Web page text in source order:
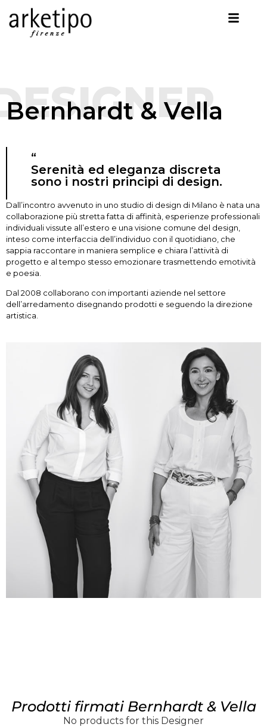
Bernhardt & Vella
“
Serenità ed eleganza discreta
sono i nostri principi di design.
Dall’incontro avvenuto in uno studio di design di Milano è nata una
collaborazione più stretta fatta di affinità, esperienze professionali
individuali vissute all’estero e una visione comune del design,
inteso come interfaccia dell’individuo con il quotidiano, che
sappia raccontare in maniera semplice e chiara l’attività di
progetto e al tempo stesso emozionare trasmettendo emotività
e poesia.
Dal 2008 collaborano con importanti aziende nel settore
dell’arredamento disegnando prodotti e seguendo la direzione
artistica.
Prodotti firmati Bernhardt & Vella
No products for this Designer